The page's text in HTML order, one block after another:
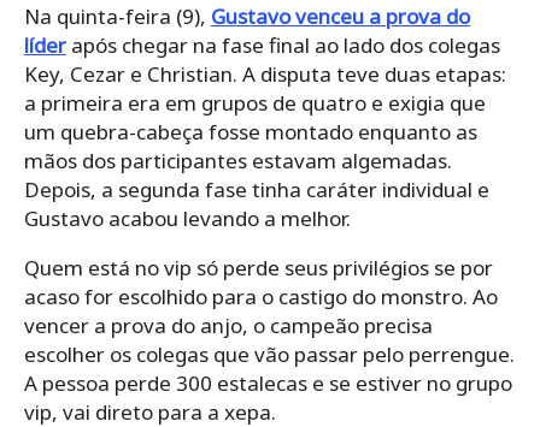
Na quinta-feira (9), Gustavo venceu a prova do
líder após chegar na fase final ao lado dos colegas
Key, Cezar e Christian. A disputa teve duas etapas:
a primeira era em grupos de quatro e exigia que
um quebra-cabeça fosse montado enquanto as
mãos dos participantes estavam algemadas.
Depois, a segunda fase tinha caráter individual e
Gustavo acabou levando a melhor.
Quem está no vip só perde seus privilégios se por
acaso for escolhido para o castigo do monstro. Ao
vencer a prova do anjo, o campeão precisa
escolher os colegas que vão passar pelo perrengue.
A pessoa perde 300 estalecas e se estiver no grupo
vip, vai direto para a xepa.